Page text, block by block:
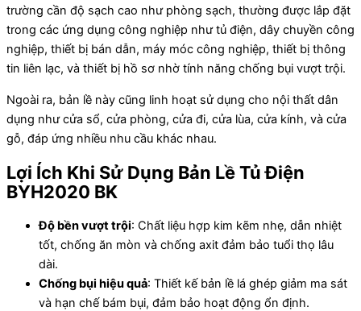
trường cần độ sạch cao như phòng sạch, thường được lắp đặt
trong các ứng dụng công nghiệp như tủ điện, dây chuyền công
nghiệp, thiết bị bán dẫn, máy móc công nghiệp, thiết bị thông
tin liên lạc, và thiết bị hồ sơ nhờ tính năng chống bụi vượt trội.
Ngoài ra, bản lề này cũng linh hoạt sử dụng cho nội thất dân
dụng như cửa sổ, cửa phòng, cửa đi, cửa lùa, cửa kính, và cửa
gỗ, đáp ứng nhiều nhu cầu khác nhau.
Lợi Ích Khi Sử Dụng Bản Lề Tủ Điện
BYH2020 BK
Độ bền vượt trội: Chất liệu hợp kim kẽm nhẹ, dẫn nhiệt
tốt, chống ăn mòn và chống axit đảm bảo tuổi thọ lâu
dài.
Chống bụi hiệu quả: Thiết kế bản lề lá ghép giảm ma sát
và hạn chế bám bụi, đảm bảo hoạt động ổn định.